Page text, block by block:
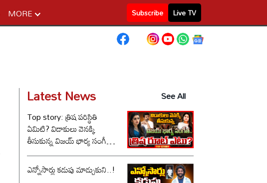
MORE Subscribe
Live TV
Latest News
See All
Top story: త్రిష పరిస్థితి
ఏమిటి? విడాకులు వెనక్కి
తీసుకున్న విజయ్ భార్య సంగీత,
త్రిష రూట్ ఎటు?
ఎన్నోసార్లు కడుపు మాడ్చుకుని..!